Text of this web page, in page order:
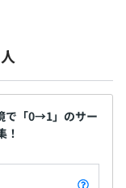
ーク手当を環境
能。
数
にコミットで
スが作りた
たい。 そんな
待ちしてい
で「0→1」のサー
！